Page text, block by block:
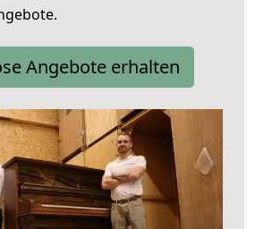
Angebote erhalten